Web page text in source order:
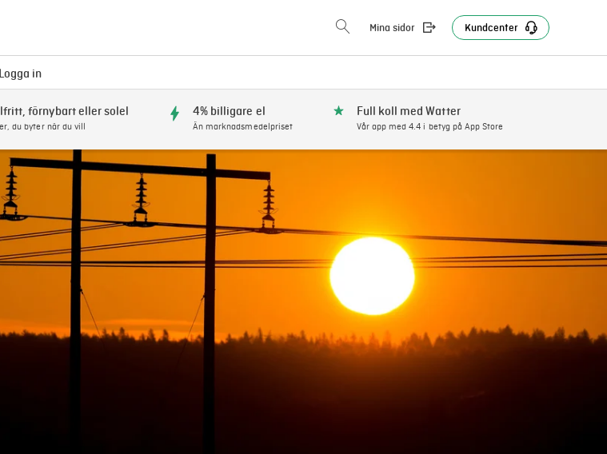
Mina sidor Kundcenter
Logga in
förnybart eller solel
du byter när du vill
4% billigare el
Än marknadsmedelpriset
Full koll med Watter
Vår app med 4.4 i betyg på App Store